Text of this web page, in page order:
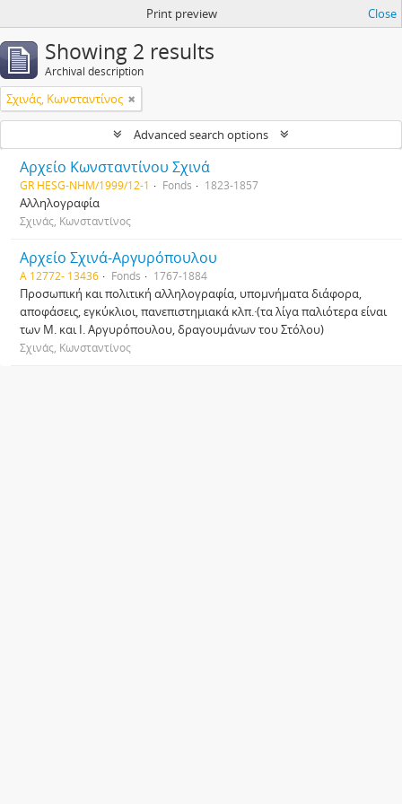
Print preview Close
Showing 2 results
Archival description
Σχινάς, Κωνσταντίνος
Advanced search options
Αρχείο Κωνσταντίνου Σχινά
GR HESG-NHM/1999/12-1 Fonds 1823-1857
Αλληλογραφία
Σχινάς, Κωνσταντίνος
Αρχείο Σχινά-Αργυρόπουλου
Α 12772- 13436 Fonds 1767-1884
Προσωπική και πολιτική αλληλογραφία, υπομνήματα διάφορα,
αποφάσεις, εγκύκλιοι, πανεπιστημιακά κλπ.·(τα λίγα παλιότερα είναι
των Μ. και Ι. Αργυρόπουλου, δραγουμάνων του Στόλου)
Σχινάς, Κωνσταντίνος